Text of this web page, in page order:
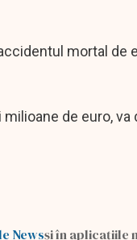
mortal de
de euro, va
Newsși în aplicațiile